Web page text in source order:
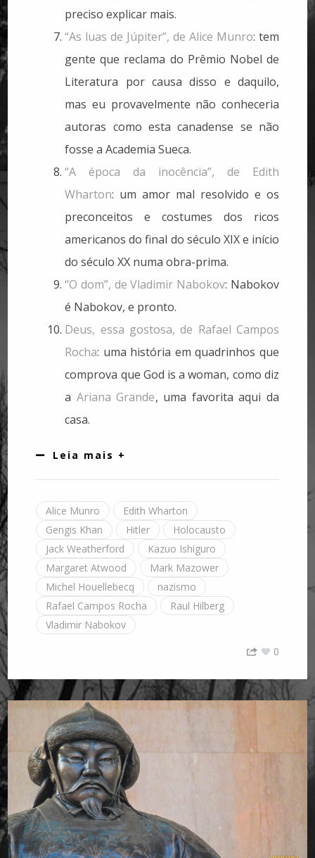
preciso explicar mais.
“As luas de Júpiter”, de Alice Munro: tem
gente que reclama do Prêmio Nobel de
Literatura por causa disso e daquilo,
mas eu provavelmente não conheceria
autoras como esta canadense se não
fosse a Academia Sueca.
“A época da inocência”, de Edith
Wharton: um amor mal resolvido e os
preconceitos e costumes dos ricos
americanos do final do século XIX e início
do século XX numa obra-prima.
“O dom”, de Vladimir Nabokov: Nabokov
é Nabokov, e pronto.
Deus, essa gostosa, de Rafael Campos
Rocha: uma história em quadrinhos que
comprova que God is a woman, como diz
a Ariana Grande, uma favorita aqui da
casa.
Leia mais +
Alice Munro
Edith Wharton
Gengis Khan
Hitler
Holocausto
Jack Weatherford
Kazuo Ishiguro
Margaret Atwood
Mark Mazower
Michel Houellebecq
nazismo
Rafael Campos Rocha
Raul Hilberg
Vladimir Nabokov
0